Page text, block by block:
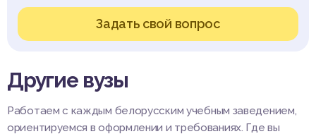
Задать свой вопрос
Другие вузы
Работаем с каждым белорусским учебным заведением,
ориентируемся в оформлении и требованиях. Где вы